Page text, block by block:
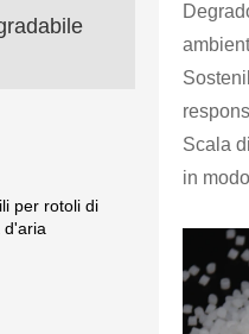
per rotoli di
d'aria
Scala
in